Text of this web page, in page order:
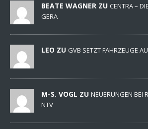
BEATE WAGNER ZU CENTRA –
GERA
LEO ZU GVB SETZT FAHRZEUGE
M-S. VOGL ZU NEUERUNGEN BEI
NTV